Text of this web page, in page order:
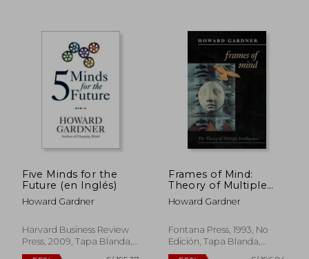
55% 55%
dcto.
Five Minds for the
Future (en Inglés)
Howard Gardner
Harvard Business Review
Press, 2009, Tapa Blanda,
Nuevo
Frames of Mind:
Theory of Multiple
Intelligences (en
Inglés)
Howard Gardner
Fontana Press, 1993, No
Edición, Tapa Blanda,
Nuevo